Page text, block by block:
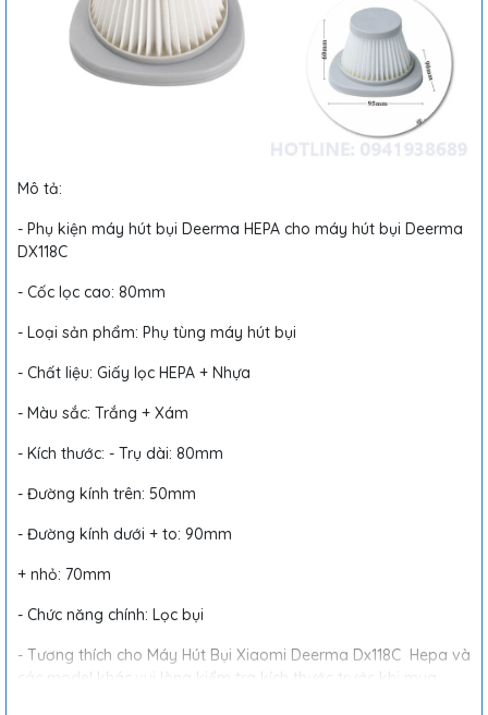
Mô tả:
- Phụ kiện máy hút bụi Deerma HEPA cho máy hút bụi Deerma
DX118C
- Cốc lọc cao: 80mm
- Loại sản phẩm: Phụ tùng máy hút bụi
- Chất liệu: Giấy lọc HEPA + Nhựa
- Màu sắc: Trắng + Xám
- Kích thước: - Trụ dài: 80mm
- Đường kính trên: 50mm
- Đường kính dưới + to: 90mm
+ nhỏ: 70mm
- Chức năng chính: Lọc bụi
- Tương thích cho Máy Hút Bụi Xiaomi Deerma Dx118C Hepa và
các model khác,vui lòng kiểm tra kích thước trước khi mua